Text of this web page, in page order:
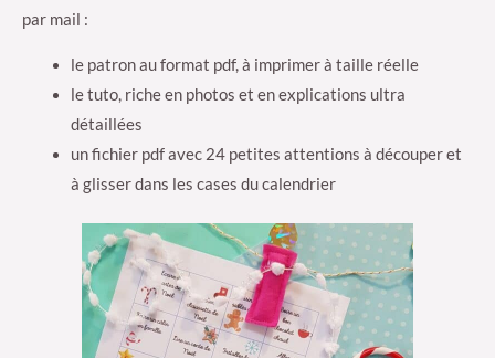
par mail :
le patron au format pdf, à imprimer à taille réelle
le tuto, riche en photos et en explications ultra
détaillées
un fichier pdf avec 24 petites attentions à découper et
à glisser dans les cases du calendrier